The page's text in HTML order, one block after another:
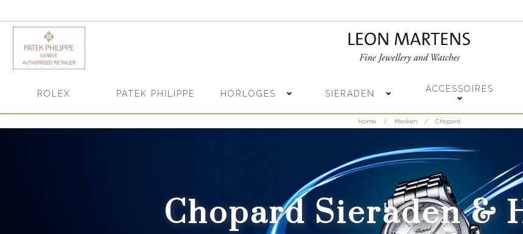
ROLEX PATEK PHILIPPE HORLOGES SIERADEN ACCESSOIRES
Home / Merken / Chopard
Chopard Sieraden &